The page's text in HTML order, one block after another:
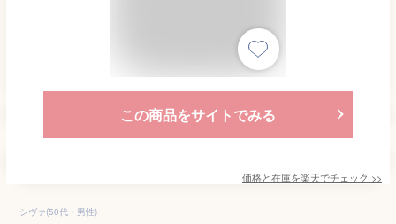
この商品をサイトでみる
価格と在庫を楽天でチェック >>
シヴァ(50代・男性)